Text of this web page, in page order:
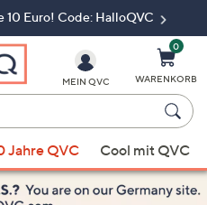
10 Euro! Code: HalloQVC
MEIN QVC
0
WARENKORB
Jahre QVC Cool mit QVC